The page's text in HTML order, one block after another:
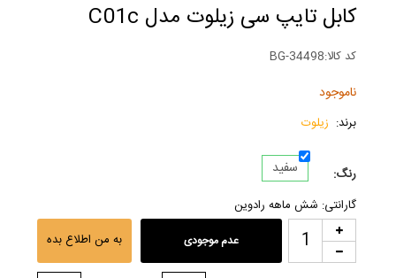
کابل تایپ سی زیلوت مدل C01c
کد کالا:BG-34498
ناموجود
برند: زیلوت
رنگ: سفید
گارانتی: شش ماهه رادوین
عدم موجودی به من اطلاع بده